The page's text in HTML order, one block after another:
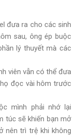
đưa ra cho các sinh
sau, ông ép buộc
lý thuyết mà các
viên vẫn có thể đưa
đọc vài hôm trước
mình phải nhớ lại
túc sẽ khiến bạn mở
nên trì trệ khi không